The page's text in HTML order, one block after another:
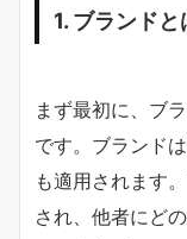
1. ブランド
まず最初に、ブ
です。ブランド
も適用されます
され、他者にど